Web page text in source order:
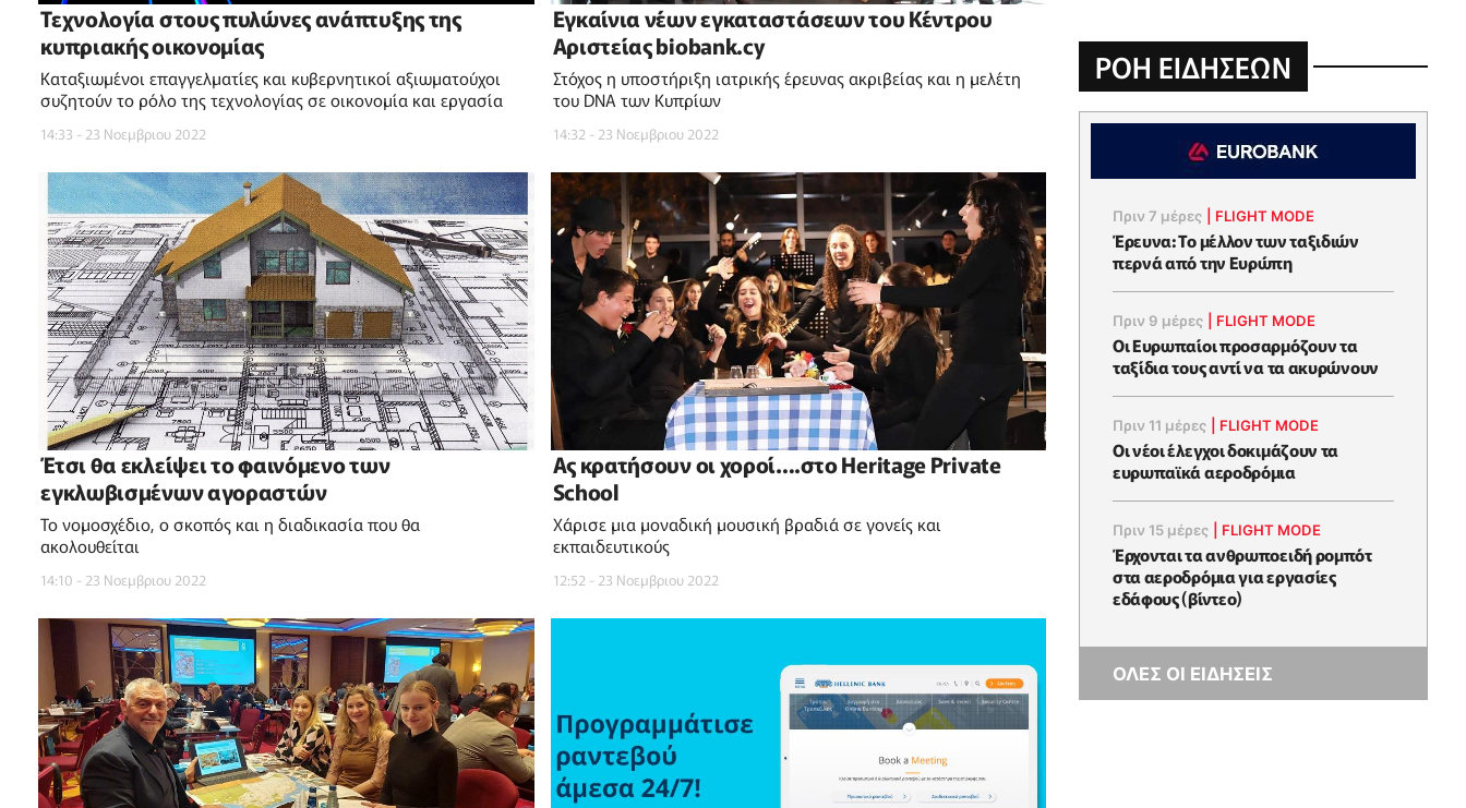
Τεχνολογία στους πυλώνες ανάπτυξης της
κυπριακής oικονομίας
Καταξιωμένοι επαγγελματίες και κυβερνητικοί αξιωματούχοι
συζητούν το ρόλο της τεχνολογίας σε οικονομία και εργασία
14:33 - 23 Νοεμβριου 2022
Εγκαίνια νέων εγκαταστάσεων του Κέντρου
Αριστείας biobank.cy
Στόχος η υποστήριξη ιατρικής έρευνας ακριβείας και η μελέτη
του DNA των Κυπρίων
14:32 - 23 Νοεμβριου 2022
Έτσι θα εκλείψει το φαινόμενο των
εγκλωβισμένων αγοραστών
Το νομοσχέδιο, ο σκοπός και η διαδικασία που θα
ακολουθείται
14:10 - 23 Νοεμβριου 2022
Ας κρατήσουν οι χοροί….στο Heritage Private
School
Χάρισε μια μοναδική μουσική βραδιά σε γονείς και
εκπαιδευτικούς
12:52 - 23 Νοεμβριου 2022
ΡΟΗ ΕΙΔΗΣΕΩΝ
Πριν 7 μέρες FLIGHT MODE
Έρευνα: Το μέλλον των ταξιδιών
περνά από την Ευρώπη
Πριν 9 μέρες FLIGHT MODE
Οι Ευρωπαίοι προσαρμόζουν τα
ταξίδια τους αντί να τα ακυρώνουν
Πριν 11 μέρες FLIGHT MODE
Οι νέοι έλεγχοι δοκιμάζουν τα
ευρωπαϊκά αεροδρόμια
Πριν 15 μέρες FLIGHT MODE
Έρχονται τα ανθρωποειδή ρομπότ
στα αεροδρόμια για εργασίες
εδάφους (βίντεο)
ΟΛΕΣ ΟΙ ΕΙΔΗΣΕΙΣ